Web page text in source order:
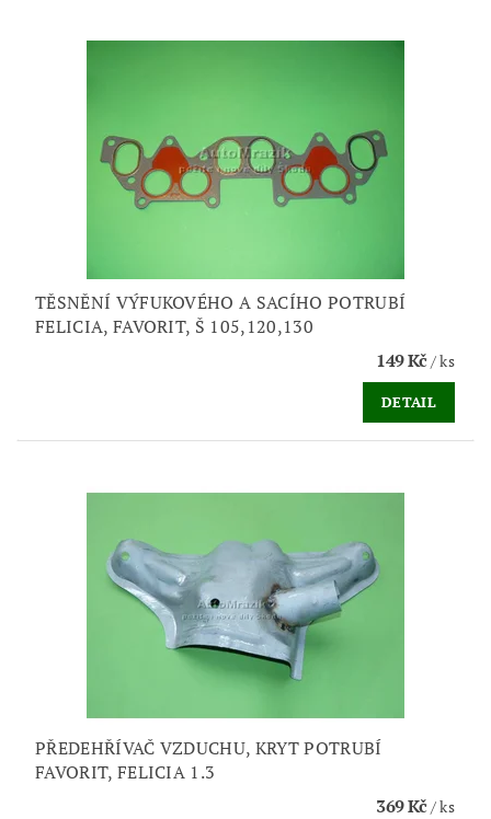
TĚSNĚNÍ VÝFUKOVÉHO A SACÍHO POTRUBÍ
FELICIA, FAVORIT, Š 105,120,130
149 Kč/ ks
DETAIL
PŘEDEHŘÍVAČ VZDUCHU, KRYT POTRUBÍ
FAVORIT, FELICIA 1.3
369 Kč/ ks